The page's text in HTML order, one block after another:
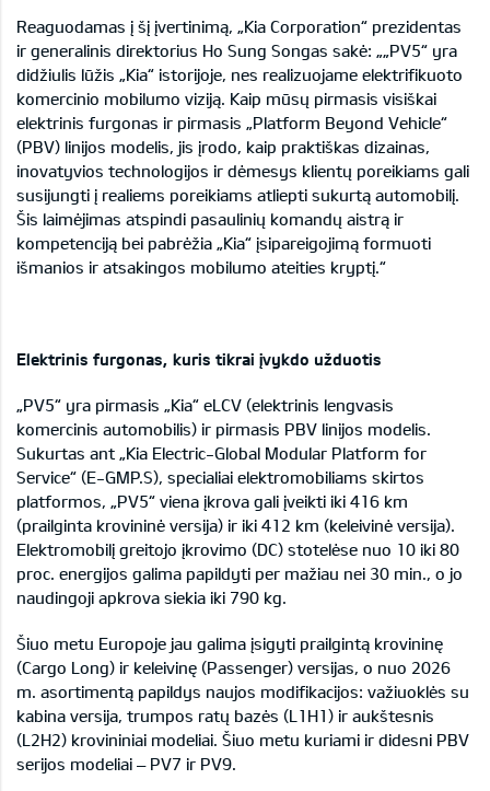
Reaguodamas į šį įvertinimą, „Kia Corporation“ prezidentas
ir generalinis direktorius Ho Sung Songas sakė: „„PV5“ yra
didžiulis lūžis „Kia“ istorijoje, nes realizuojame elektrifikuoto
komercinio mobilumo viziją. Kaip mūsų pirmasis visiškai
elektrinis furgonas ir pirmasis „Platform Beyond Vehicle“
(PBV) linijos modelis, jis įrodo, kaip praktiškas dizainas,
inovatyvios technologijos ir dėmesys klientų poreikiams gali
susijungti į realiems poreikiams atliepti sukurtą automobilį.
Šis laimėjimas atspindi pasaulinių komandų aistrą ir
kompetenciją bei pabrėžia „Kia“ įsipareigojimą formuoti
išmanios ir atsakingos mobilumo ateities kryptį.“
Elektrinis furgonas, kuris tikrai įvykdo užduotis
„PV5“ yra pirmasis „Kia“ eLCV (elektrinis lengvasis
komercinis automobilis) ir pirmasis PBV linijos modelis.
Sukurtas ant „Kia Electric-Global Modular Platform for
Service“ (E-GMP.S), specialiai elektromobiliams skirtos
platformos, „PV5“ viena įkrova gali įveikti iki 416 km
(prailginta krovininė versija) ir iki 412 km (keleivinė versija).
Elektromobilį greitojo įkrovimo (DC) stotelėse nuo 10 iki 80
proc. energijos galima papildyti per mažiau nei 30 min., o jo
naudingoji apkrova siekia iki 790 kg.
Šiuo metu Europoje jau galima įsigyti prailgintą krovininę
(Cargo Long) ir keleivinę (Passenger) versijas, o nuo 2026
m. asortimentą papildys naujos modifikacijos: važiuoklės su
kabina versija, trumpos ratų bazės (L1H1) ir aukštesnis
(L2H2) krovininiai modeliai. Šiuo metu kuriami ir didesni PBV
serijos modeliai – PV7 ir PV9.